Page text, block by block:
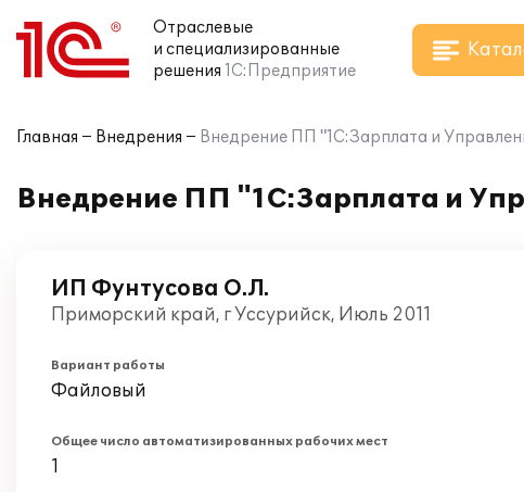
Отраслевые
и специализированные
решения 1С:Предприятие
Главная Внедрения Внедрение ПП "1С:Зарплата и
Внедрение ПП "1С:Зарплата и
ИП Фунтусова О.Л.
Приморский край, г Уссурийск, Июль 2011
Вариант работы
Файловый
Общее число автоматизированных рабочих мест
1